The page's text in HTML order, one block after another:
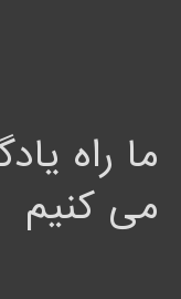
ما راه
می کنیم